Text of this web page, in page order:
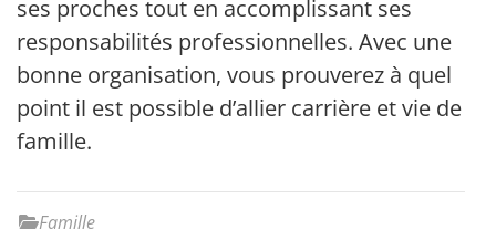
ses proches tout en accomplissant ses
responsabilités professionnelles. Avec une
bonne organisation, vous prouverez à quel
point il est possible d’allier carrière et vie de
famille.
Famille